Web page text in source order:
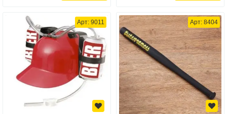
Арт: 9011 Арт: 8404